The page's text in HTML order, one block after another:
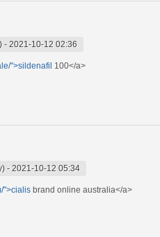
- 2021-10-12 02:36
">sildenafil 100</a>
- 2021-10-12 05:34
">cialis brand online australia</a>